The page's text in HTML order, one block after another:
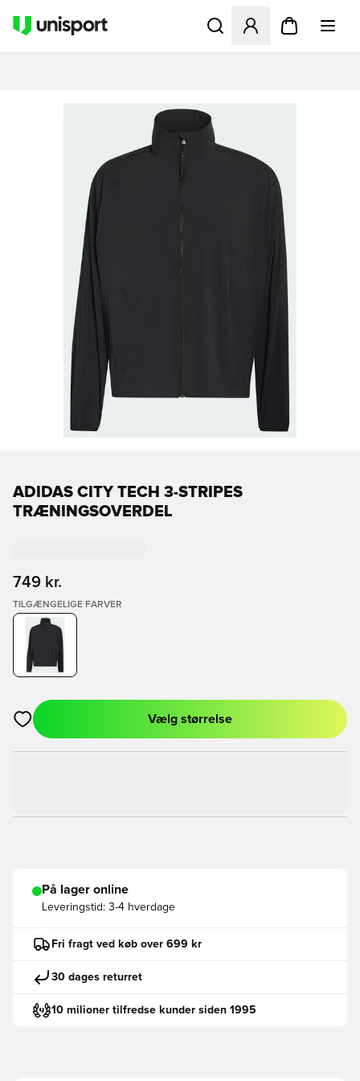
Åbner en Modal til at
ADIDAS CITY TECH 3-STRIPES
TRÆNINGSOVERDEL
749 kr.
TILGÆNGELIGE FARVER
Åbner en Modal til at logge ind eller tilmelde dig som medlem
Vælg størrelse
På lager online
Leveringstid: 3-4 hverdage
Fri fragt ved køb over 699 kr
30 dages returret
10 milioner tilfredse kunder siden 1995